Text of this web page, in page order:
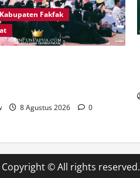
Kabupaten Fakfak
8 Agustus 2026 0
Copyright © All rights reserved.